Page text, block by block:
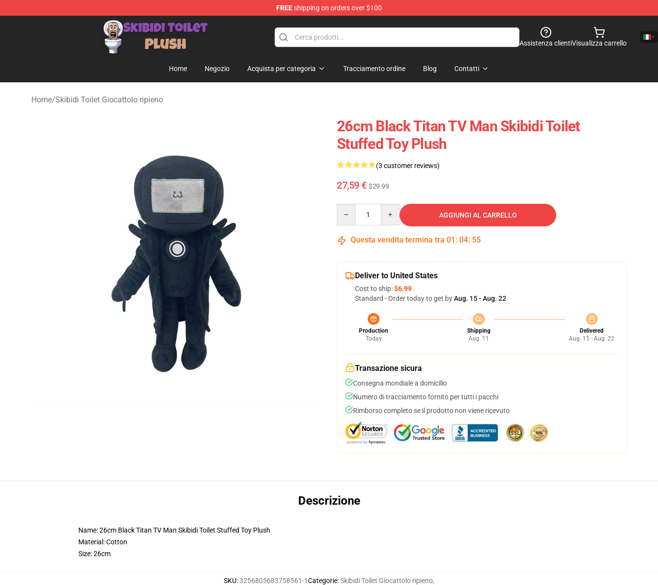
FREEshipping on orders over $100
Skibidi Toilet Plush Shop - Official Skibidi Toilet Plush Store
Assistenza clientiVisualizza carrello
Home Negozio Acquista per categoria Tracciamento ordine Blog Contatti
Home/Skibidi Toilet Giocattolo ripieno
26cm Black Titan TV Man Skibidi Toilet
Stuffed Toy Plush
(3 customer reviews)
27,59 € $29.99
AGGIUNGI AL CARRELLO
Questa vendita termina tra 01 : 04: 55
Deliver to United States
Cost to ship:$6.99
Standard - Order today to get byAug. 15 - Aug. 22
Production
Today
Shipping
Aug. 11
Delivered
Aug. 15 - Aug. 22
Transazione sicura
Consegna mondiale a domicilio
Numero di tracciamento fornito per tutti i pacchi
Rimborso completo se il prodotto non viene ricevuto
Descrizione
Name: 26cm Black Titan TV Man Skibidi Toilet Stuffed Toy Plush
Material: Cotton
Size: 26cm
SKU:3256805683758561-1Categorie:Skibidi Toilet Giocattolo ripieno,